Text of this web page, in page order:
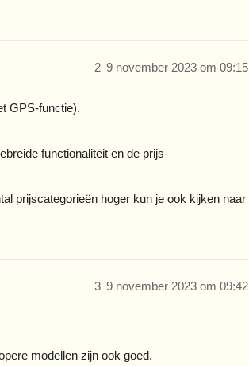
9 november 2023 om 09:15
2
GPS-functie).
functionaliteit en de prijs-
prijscategorieën hoger kun je ook kijken naar
9 november 2023 om 09:42
3
modellen zijn ook goed.